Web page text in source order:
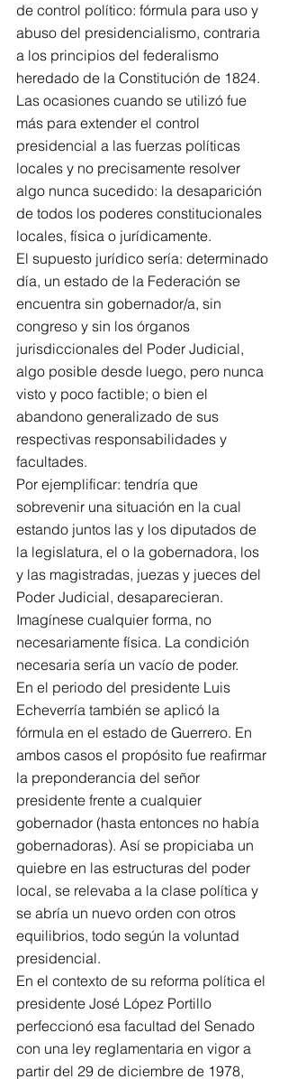
de control político: fórmula para uso y
abuso del presidencialismo, contraria
a los principios del federalismo
heredado de la Constitución de 1824.
Las ocasiones cuando se utilizó fue
más para extender el control
presidencial a las fuerzas políticas
locales y no precisamente resolver
algo nunca sucedido: la desaparición
de todos los poderes constitucionales
locales, física o jurídicamente.
El supuesto jurídico sería: determinado
día, un estado de la Federación se
encuentra sin gobernador/a, sin
congreso y sin los órganos
jurisdiccionales del Poder Judicial,
algo posible desde luego, pero nunca
visto y poco factible; o bien el
abandono generalizado de sus
respectivas responsabilidades y
facultades.
Por ejemplificar: tendría que
sobrevenir una situación en la cual
estando juntos las y los diputados de
la legislatura, el o la gobernadora, los
y las magistradas, juezas y jueces del
Poder Judicial, desaparecieran.
Imagínese cualquier forma, no
necesariamente física. La condición
necesaria sería un vacío de poder.
En el periodo del presidente Luis
Echeverría también se aplicó la
fórmula en el estado de Guerrero. En
ambos casos el propósito fue reafirmar
la preponderancia del señor
presidente frente a cualquier
gobernador (hasta entonces no había
gobernadoras). Así se propiciaba un
quiebre en las estructuras del poder
local, se relevaba a la clase política y
se abría un nuevo orden con otros
equilibrios, todo según la voluntad
presidencial.
En el contexto de su reforma política el
presidente José López Portillo
perfeccionó esa facultad del Senado
con una ley reglamentaria en vigor a
partir del 29 de diciembre de 1978,